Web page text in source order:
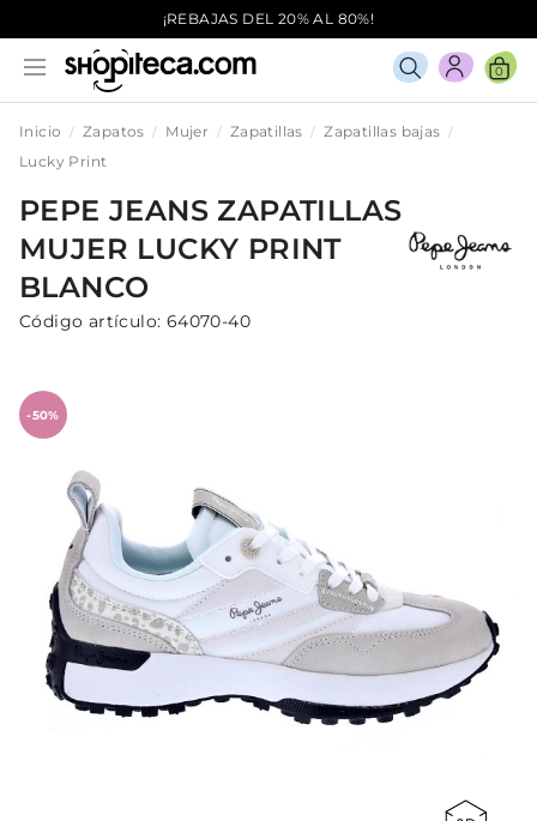
¡REBAJAS DEL 20% AL 80%!
0
Inicio Zapatos Mujer Zapatillas
Zapatillas bajas
Lucky Print
PEPE JEANS ZAPATILLAS
MUJER LUCKY PRINT
BLANCO
Código artículo: 64070-40
-50%